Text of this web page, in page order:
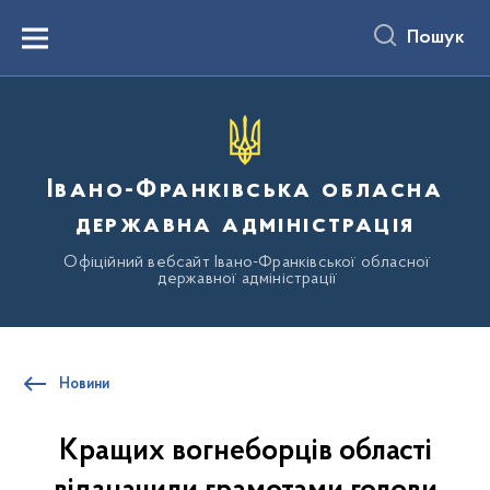
вмістуMenu Пошук
Івано-Франківська обласна
державна адміністрація
Офіційний вебсайт Івано-Франківської обласної
державної адміністрації
Новини
Кращих вогнеборців області